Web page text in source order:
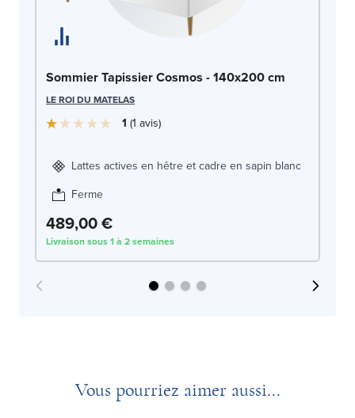
Sommier Tapissier Cosmos - 140x200 cm
LE ROI DU MATELAS
1 1 avis
Lattes actives en hêtre et cadre en sapin blanc
Ferme
489,00 €
Livraison sous 1 à 2 semaines
Vous pourriez aimer aussi...